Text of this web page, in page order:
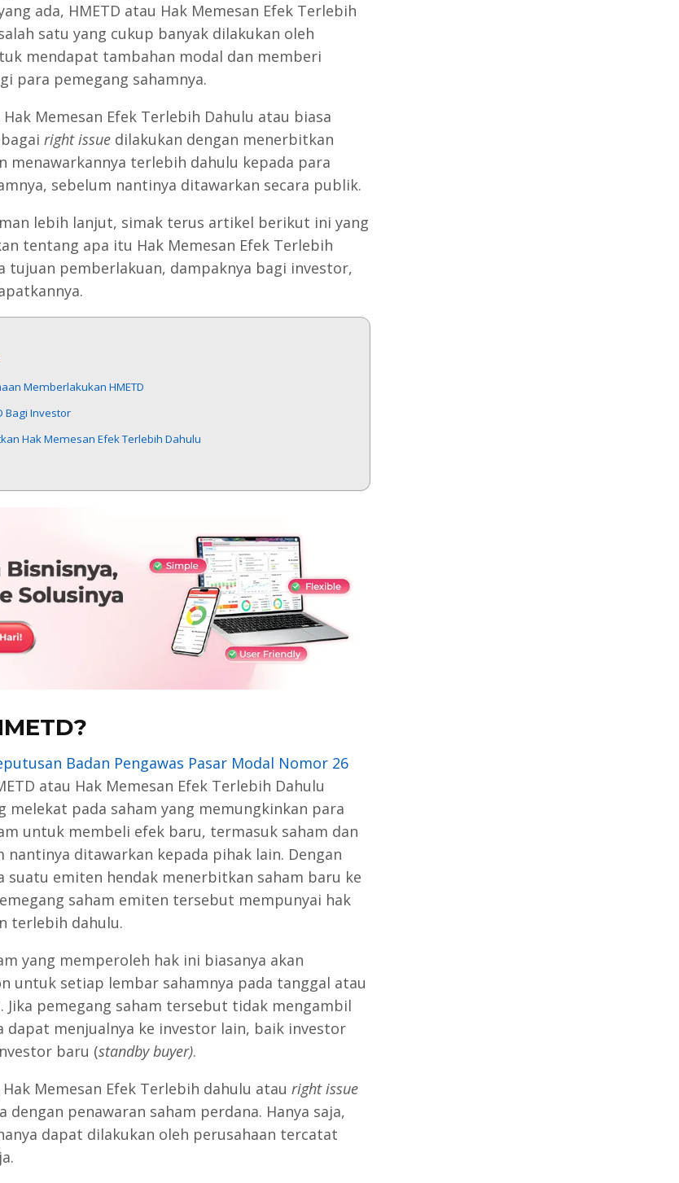
ada, HMETD atau Hak Memesan Efek Terlebih
satu yang cukup banyak dilakukan oleh
mendapat tambahan modal dan memberi
para pemegang sahamnya.
Memesan Efek Terlebih Dahulu atau biasa
right issuedilakukan dengan menerbitkan
menawarkannya terlebih dahulu kepada para
sebelum nantinya ditawarkan secara publik.
lebih lanjut, simak terus artikel berikut ini yang
tentang apa itu Hak Memesan Efek Terlebih
tujuan pemberlakuan, dampaknya bagi investor,
Memberlakukan HMETD
Bagi Investor
Hak Memesan Efek Terlebih Dahulu
Badan Pengawas Pasar Modal Nomor 26
atau Hak Memesan Efek Terlebih Dahulu
melekat pada saham yang memungkinkan para
untuk membeli efek baru, termasuk saham dan
nantinya ditawarkan kepada pihak lain. Dengan
suatu emiten hendak menerbitkan saham baru ke
saham emiten tersebut mempunyai hak
terlebih dahulu.
yang memperoleh hak ini biasanya akan
untuk setiap lembar sahamnya pada tanggal atau
pemegang saham tersebut tidak mengambil
dapat menjualnya ke investor lain, baik investor
baru (standby buyer).
Hak Memesan Efek Terlebih dahulu atau right issue
dengan penawaran saham perdana. Hanya saja,
dapat dilakukan oleh perusahaan tercatat